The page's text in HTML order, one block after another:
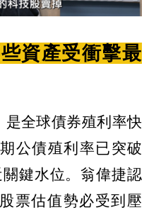
資產受衝擊最
全球債券殖利率快
公債殖利率已突破
鍵水位。翁偉捷認
票估值勢必受到壓